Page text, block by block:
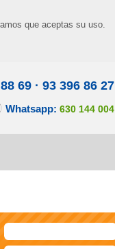
que aceptas su uso.
69 · 93 396 86 27
Whatsapp: 630 144 004